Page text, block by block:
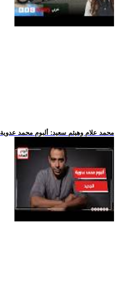
.. محمد علام وهيثم سعيد: ألبوم محمد عدوية